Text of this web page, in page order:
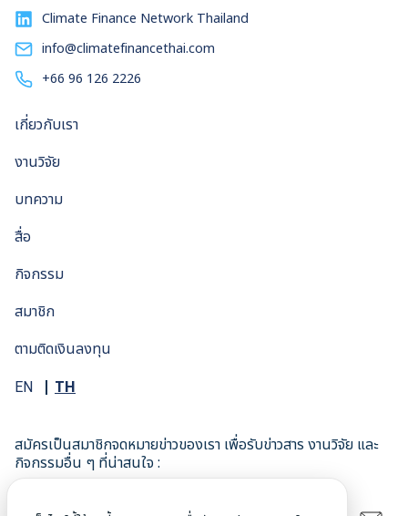
Climate Finance Network Thailand
info@climatefinancethai.com
+66 96 126 2226
เกี่ยวกับเรา
งานวิจัย
บทความ
สื่อ
กิจกรรม
สมาชิก
ตามติดเงินลงทุน
EN TH
สมัครเป็นสมาชิกจดหมายข่าวของเรา เพื่อรับข่าวสาร งานวิจัย และ
กิจกรรมอื่น ๆ ที่น่าสนใจ :